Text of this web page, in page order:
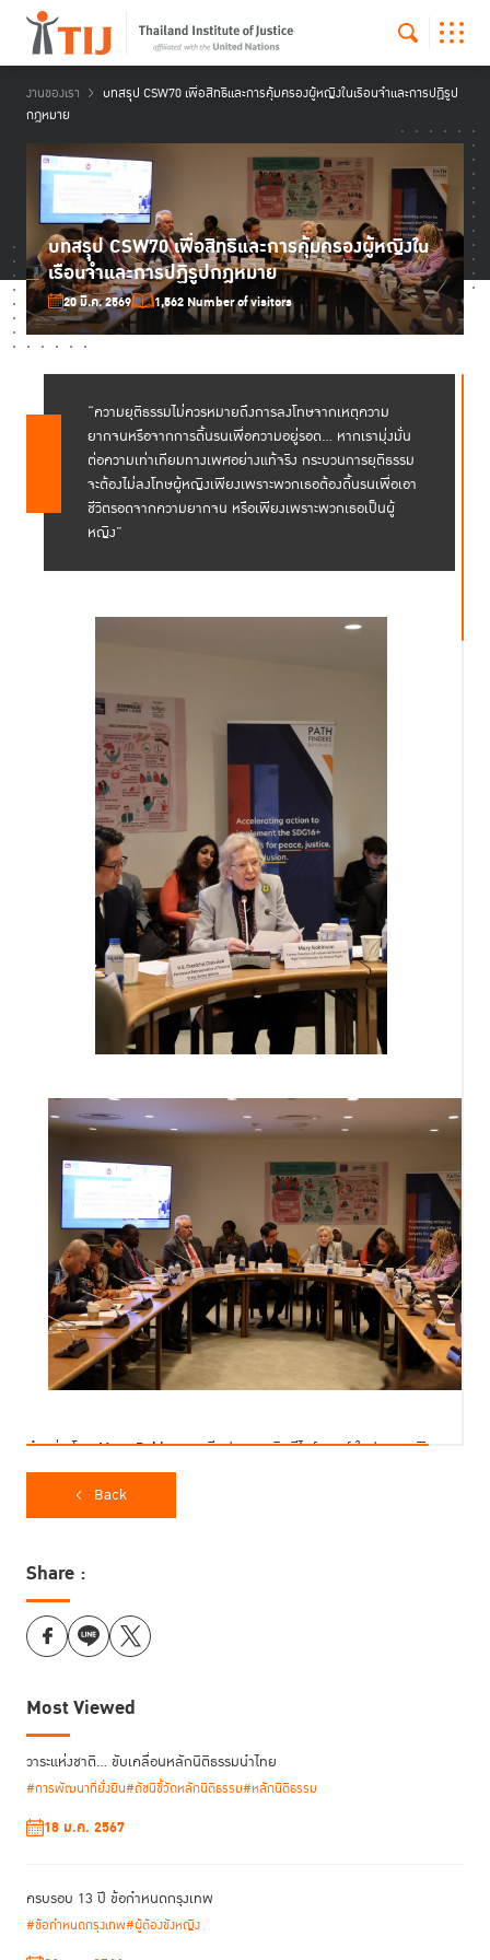
งานของเรา
บทสรุุป CSW70 เพื่อสิทธิและการคุ้มครองผู้หญิงในเรือนจำและการปฏิรูป
กฎหมาย
บทสรุุป CSW70 เพื่อสิทธิและการคุ้มครองผู้หญิงใน
เรือนจำและการปฏิรูปกฎหมาย
20 มี.ค. 2569 1,562 Number of visitors
“ความยุติธรรมไม่ควรหมายถึงการลงโทษจากเหตุความ
ยากจนหรือจากการดิ้นรนเพื่อความอยู่รอด… หากเรามุ่งมั่น
ต่อความเท่าเทียมทางเพศอย่างแท้จริง กระบวนการยุติธรรม
จะต้องไม่ลงโทษผู้หญิงเพียงเพราะพวกเธอต้องดิ้นรนเพื่อเอา
ชีวิตรอดจากความยากจน หรือเพียงเพราะพวกเธอเป็นผู้
หญิง”
คำกล่าวโดยMary Robinsonอดีตประธานาธิบดีไอร์แลนด์ ในปาฐกถาพิเศษ
ระหว่างการประชุมคู่ขนาน หัวข้อ “การทบทวนกฎหมายและแนวปฏิบัติที่นำไปสู่
การเอาผิดทางอาญาต่อผู้หญิงจากความยากจนและสถานะทางสังคม” ซึ่งจัด
ขึ้นเมื่อวันพุธที่ 18 มีนาคม 2569 ในระหว่างการประชุมคณะกรรมาธิการว่าด้วย
กิจกรรมคู่ขนานดังกล่าวยังคงมุ่งเน้นประเด็นผู้หญิงกับการถูกดำเนินคดีทาง
Back
Share :
Most Viewed
วาระแห่งชาติ… ขับเคลื่อนหลักนิติธรรมนำไทย
#การพัฒนาที่ยั่งยืน#ดัชนีชี้วัดหลักนิติธรรม#หลักนิติธรรม
18 ม.ค. 2567
ครบรอบ 13 ปี ข้อกำหนดกรุงเทพ
#ข้อกำหนดกรุงเทพ#ผู้ต้องขังหญิง